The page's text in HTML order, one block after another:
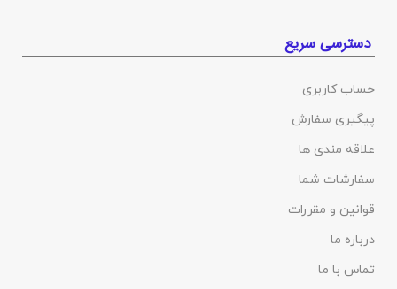
دسترسی سریع
حساب کاربری
پیگیری سفارش
علاقه مندی ها
سفارشات شما
قوانین و مقررات
درباره ما
تماس با ما